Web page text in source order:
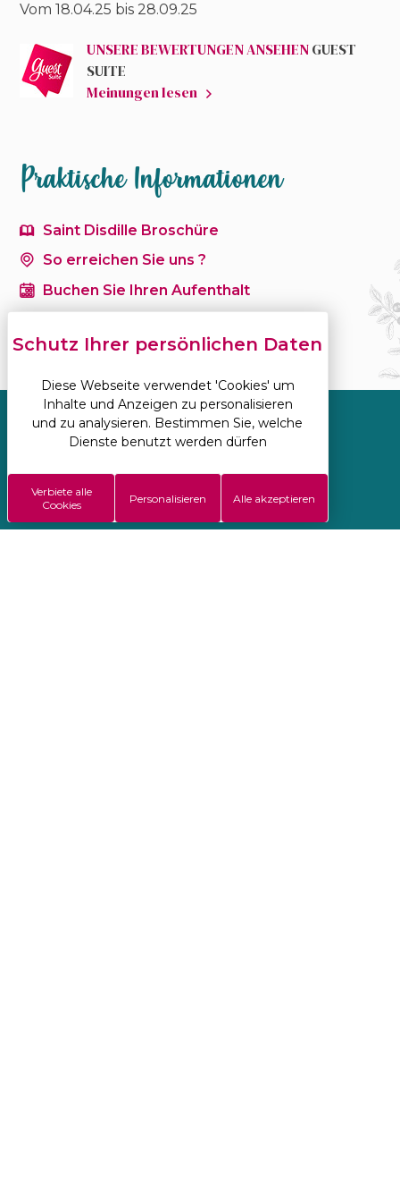
Vom 18.04.25 bis 28.09.25
UNSERE BEWERTUNGEN ANSEHENGUEST
SUITE
Meinungen lesen
Praktische Informationen
Saint Disdille Broschüre
So erreichen Sie uns ?
Buchen Sie Ihren Aufenthalt
Regie: Koredge
Allgemeine Verkaufsbedingungen
Impressen
Diese Webseite verwendet 'Cookies' um
Inhalte und Anzeigen zu personalisieren
und zu analysieren. Bestimmen Sie, welche
Dienste benutzt werden dürfen
Alle akzeptieren
Verbiete alle
Cookies
Personalisieren